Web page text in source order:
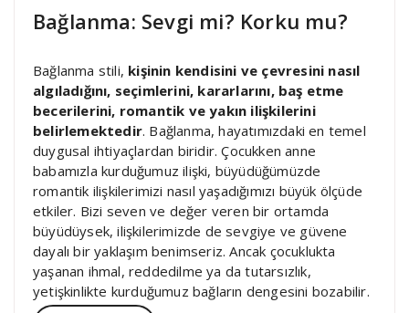
Bağlanma: Sevgi mi? Korku mu?
Bağlanma stili, kişinin kendisini ve çevresini nasıl
algıladığını, seçimlerini, kararlarını, baş etme
becerilerini, romantik ve yakın ilişkilerini
belirlemektedir. Bağlanma, hayatımızdaki en temel
duygusal ihtiyaçlardan biridir. Çocukken anne
babamızla kurduğumuz ilişki, büyüdüğümüzde
romantik ilişkilerimizi nasıl yaşadığımızı büyük ölçüde
etkiler. Bizi seven ve değer veren bir ortamda
büyüdüysek, ilişkilerimizde de sevgiye ve güvene
dayalı bir yaklaşım benimseriz. Ancak çocuklukta
yaşanan ihmal, reddedilme ya da tutarsızlık,
yetişkinlikte kurduğumuz bağların dengesini bozabilir.